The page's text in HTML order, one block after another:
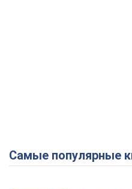
Самые популярные